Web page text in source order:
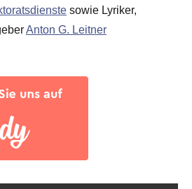
sowie Lyriker,
Anton G. Leitner